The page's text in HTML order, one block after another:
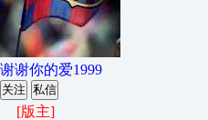
谢谢你的爱1999
关注 私信
[版主]